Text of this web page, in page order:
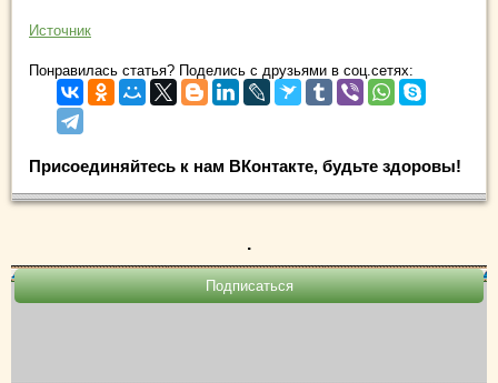
Источник
Понравилась статья? Поделись с друзьями в соц.сетях:
Присоединяйтесь к нам ВКонтакте, будьте здоровы!
.